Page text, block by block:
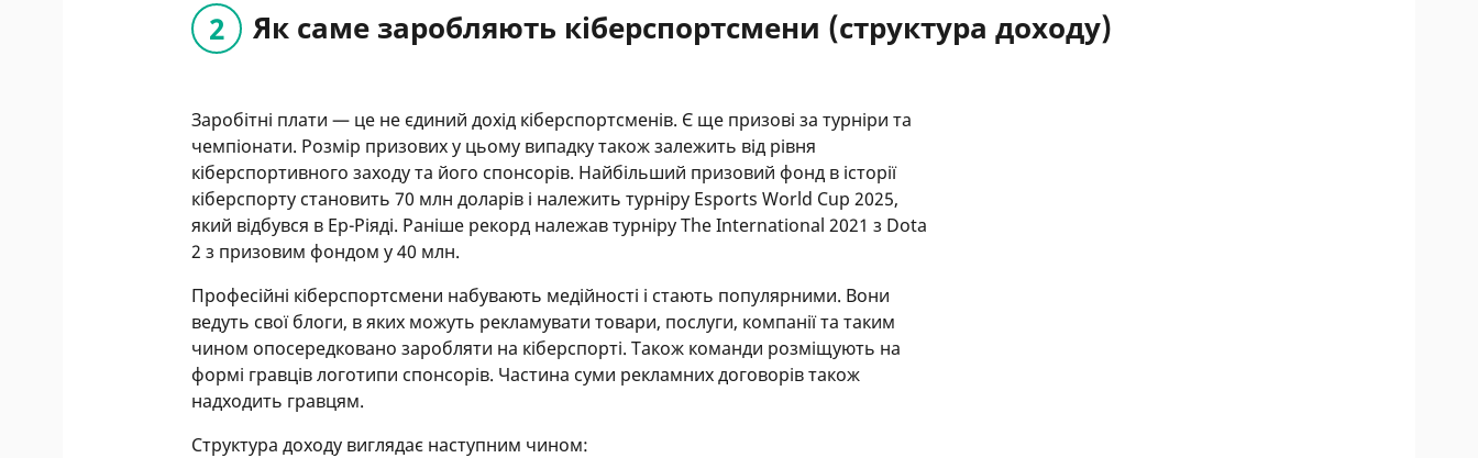
Як саме заробляють кіберспортсмени (структура доходу)
Заробітні плати — це не єдиний дохід кіберспортсменів. Є ще призові за турніри та
чемпіонати. Розмір призових у цьому випадку також залежить від рівня
кіберспортивного заходу та його спонсорів. Найбільший призовий фонд в історії
кіберспорту становить 70 млн доларів і належить турніру Esports World Cup 2025,
який відбувся в Ер-Ріяді. Раніше рекорд належав турніру The International 2021 з Dota
2 з призовим фондом у 40 млн.
Професійні кіберспортсмени набувають медійності і стають популярними. Вони
ведуть свої блоги, в яких можуть рекламувати товари, послуги, компанії та таким
чином опосередковано заробляти на кіберспорті. Також команди розміщують на
формі гравців логотипи спонсорів. Частина суми рекламних договорів також
надходить гравцям.
Структура доходу виглядає наступним чином: